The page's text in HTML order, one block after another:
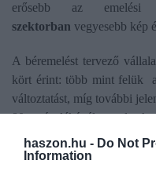
haszon.hu - Do Not
Information
erősebb az
szektorban vegyesebb kép
A béremelést tervező
kört érint: több mint felük
változtatást, míg további
80 százalékánál emel. A
inflációs környezet, a
bérekhez való igazodás áll.